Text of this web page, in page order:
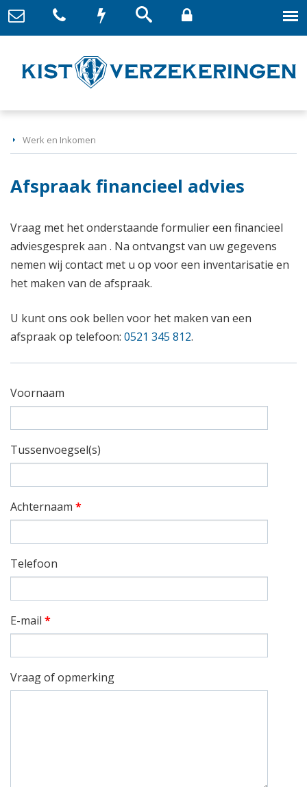
Werk en Inkomen
Afspraak financieel advies
Vraag met het onderstaande formulier een financieel
adviesgesprek aan . Na ontvangst van uw gegevens
nemen wij contact met u op voor een inventarisatie en
het maken van de afspraak.
U kunt ons ook bellen voor het maken van een
afspraak op telefoon: 0521 345 812.
Voornaam
Tussenvoegsel(s)
Achternaam *
Telefoon
E-mail *
Vraag of opmerking